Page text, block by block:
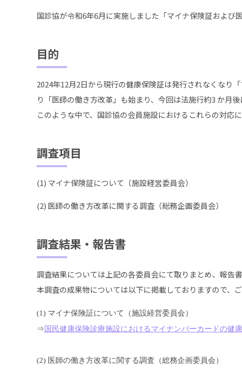
国診協が令和6年6月に実施しました「マイナ保険証およ
目的
2024年12月2日から現行の健康保険証は発行されなくなり
り「医師の働き方改革」も始まり、今回は法施行約3 か月
このような中で、国診協の会員施設におけるこれらの対
調査項目
(1) マイナ保険証について（施設経営委員会）
(2) 医師の働き方改革に関する調査（総務企画委員会）
調査結果・報告書
調査結果については上記の各委員会にて取りまとめ、報告
本調査の成果物については以下に掲載しておりますので、
(1) マイナ保険証について（施設経営委員会）
⇒ 国民健康保険診療施設におけるマイナンバーカードの健
(2) 医師の働き方改革に関する調査（総務企画委員会）